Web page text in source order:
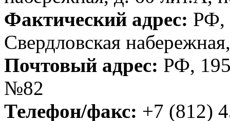
Фактический адрес: РФ,
Свердловская
Почтовый адрес: РФ,
№82
Телефон/факс: +7 (812)